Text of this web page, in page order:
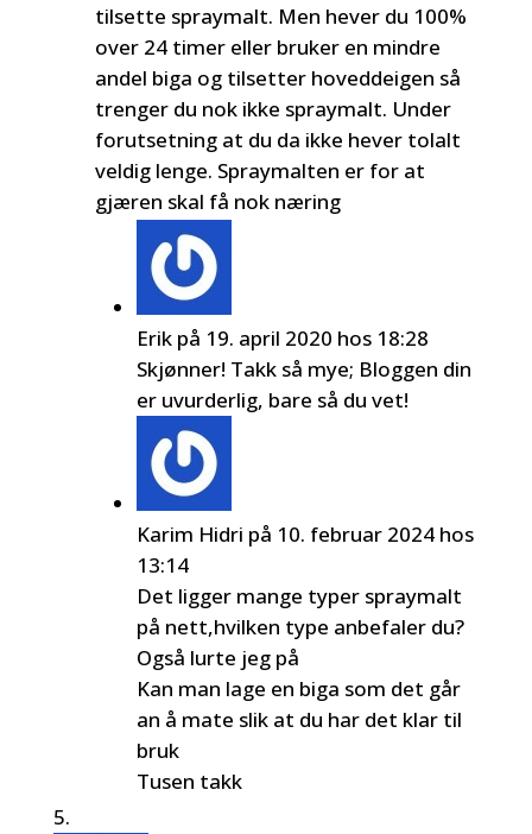
tilsette spraymalt. Men hever du 100%
over 24 timer eller bruker en mindre
andel biga og tilsetter hoveddeigen så
trenger du nok ikke spraymalt. Under
forutsetning at du da ikke hever tolalt
veldig lenge. Spraymalten er for at
gjæren skal få nok næring
Erik på 19. april 2020 hos 18:28
Skjønner! Takk så mye; Bloggen din
er uvurderlig, bare så du vet!
Karim Hidri på 10. februar 2024 hos
13:14
Det ligger mange typer spraymalt
på nett,hvilken type anbefaler du?
Også lurte jeg på
Kan man lage en biga som det går
an å mate slik at du har det klar til
bruk
Tusen takk